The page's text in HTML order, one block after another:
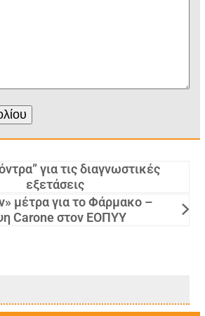
για τις διαγνωστικές
εξετάσεις
μέτρα για το Φάρμακο –
Carone στον ΕΟΠΥΥ